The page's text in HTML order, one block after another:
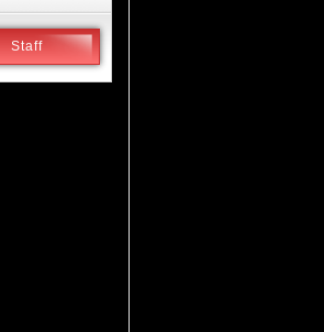
Staff